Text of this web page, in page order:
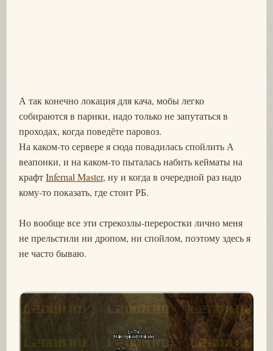
А так конечно локация для кача, мобы легко
собираются в парики, надо только не запутаться в
проходах, когда поведёте паровоз.
На каком-то сервере я сюда повадилась спойлить А
веапонки, и на каком-то пыталась набить кейматы на
крафтInfernal Master, ну и когда в очередной раз надо
кому-то показать, где стоит РБ.
Но вообще все эти стрекозлы-переростки лично меня
не прельстили ни дропом, ни спойлом, поэтому здесь я
не часто бываю.